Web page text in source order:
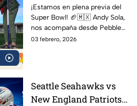
Super Bow | Sola al
Super Bowl
¡Estamos en plena previa del
Super Bowl! 🏈🇲🇽 Andy Sola,
nos acompaña desde Pebble
Beach, compartiendo cómo se
03 febrero, 2026
Seattle Seahawks vs
New England Patriots